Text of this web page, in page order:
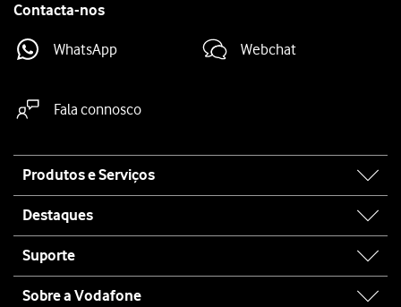
Contacta-nos
WhatsApp Webchat
Fala connosco
map
Produtos e Serviços
Destaques
Suporte
Sobre a Vodafone